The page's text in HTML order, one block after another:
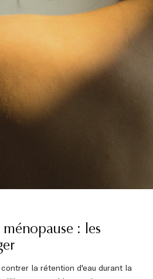
ménopause : les
la rétention d'eau durant la